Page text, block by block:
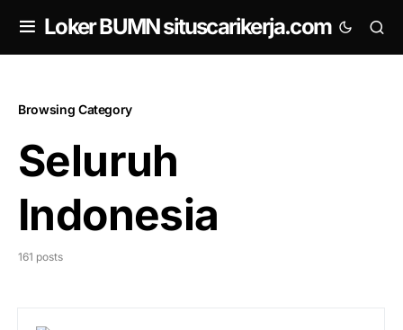
Loker BUMN situscarikerja.com
Browsing Category
Seluruh
Indonesia
161 posts